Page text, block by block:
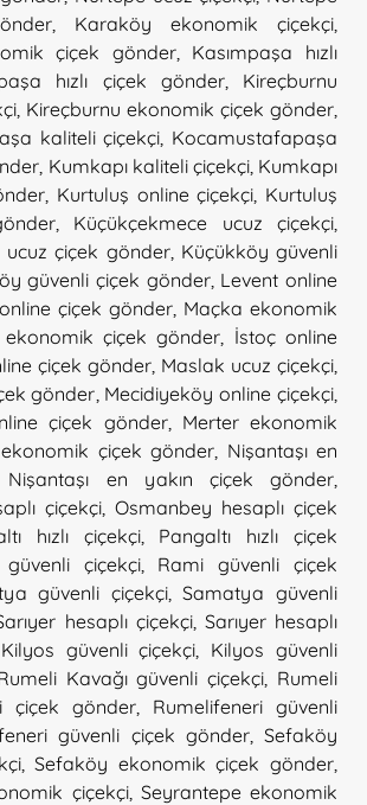
Karaköy ekonomik çiçekçi
çiçek gönder, Kasımpaşa hızlı
hızlı çiçek gönder, Kireçburnu
Kireçburnu ekonomik çiçek gönder
kaliteli çiçekçi Kocamustafapaşa
Kumkapı kaliteli çiçekçi, Kumkapı
Kurtuluş online çiçekçi Kurtuluş
, Küçükçekmece ucuz çiçekçi
ucuz çiçek gönder, Küçükköy güvenli
güvenli çiçek gönder, Levent online
çiçek gönder Maçka ekonomik
çiçek gönder
İstoç online
çiçek gönder Maslak ucuz çiçekçi
gönder Mecidiyeköy online çiçekçi
çiçek gönder, Merter ekonomik
çiçek gönder Nişantaşı en
Nişantaşı en yakın çiçek gönder
çiçekçi Osmanbey hesaplı çiçek
hızlı çiçekçi, Pangaltı hızlı çiçek
çiçekçi, Rami güvenli çiçek
güvenli çiçekçi,Samatya güvenli
hesaplı çiçekçi, Sarıyer hesaplı
Kilyos güvenli çiçekçi
Kilyos güvenli
Kavağı güvenli çiçekçi Rumeli
çiçek gönder
Rumelifeneri güvenli
güvenli çiçek gönder,Sefaköy
,Sefaköy ekonomik çiçek gönder
çiçekçi, Seyrantepe ekonomik